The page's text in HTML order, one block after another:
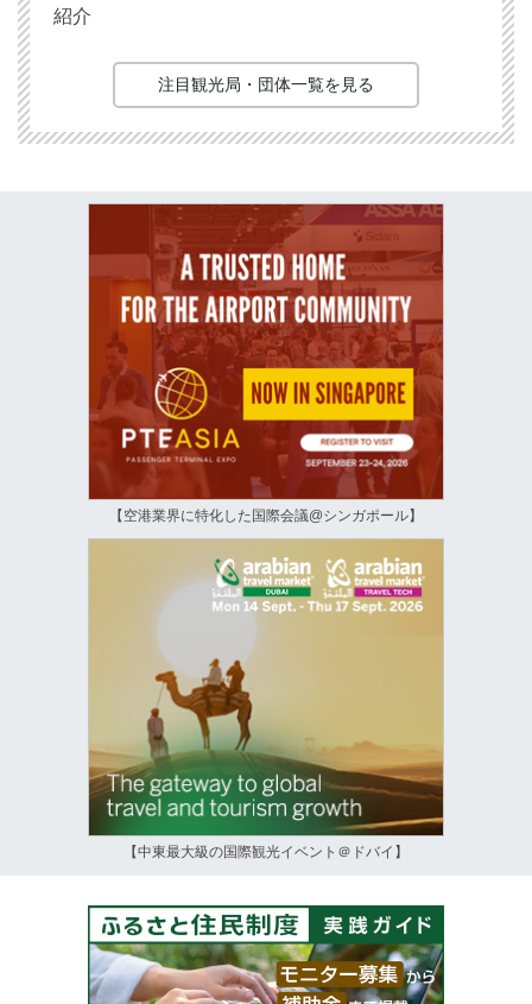
紹介
注目観光局・団体一覧を見る
【空港業界に特化した国際会議@シンガポール】
【中東最大級の国際観光イベント＠ドバイ】